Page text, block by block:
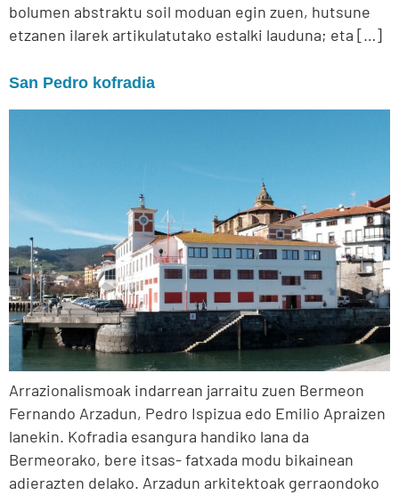
bolumen abstraktu soil moduan egin zuen, hutsune
etzanen ilarek artikulatutako estalki lauduna; eta […]
San Pedro kofradia
Arrazionalismoak indarrean jarraitu zuen Bermeon
Fernando Arzadun, Pedro Ispizua edo Emilio Apraizen
lanekin. Kofradia esangura handiko lana da
Bermeorako, bere itsas- fatxada modu bikainean
adierazten delako. Arzadun arkitektoak gerraondoko